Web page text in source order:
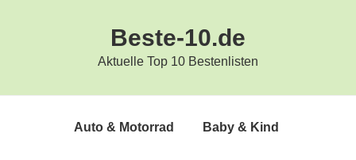
Beste-10.de
Aktuelle Top 10 Bestenlisten
Auto & Motorrad Baby & Kind